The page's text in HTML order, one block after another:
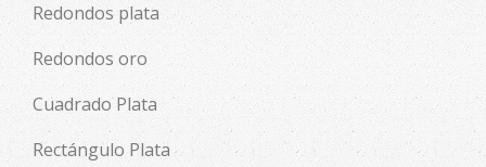
Redondos plata
Redondos oro
Cuadrado Plata
Rectángulo Plata